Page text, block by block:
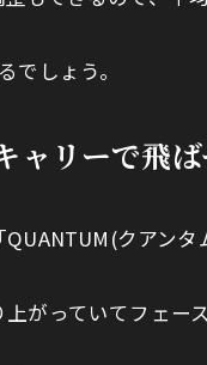
でしょう。
ャリーで飛
クアン
がっていてフェー